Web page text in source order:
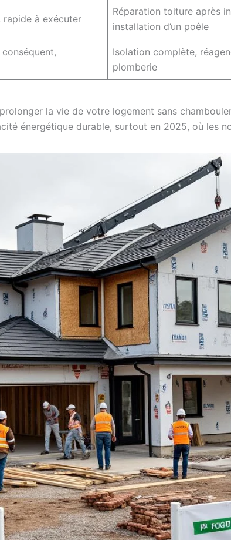
rapide à exécuter
Réparation toiture après
installation d’un poêle
Isolation complète,
plomberie
la vie de votre logement sans
énergétique durable, surtout en 2025, où les